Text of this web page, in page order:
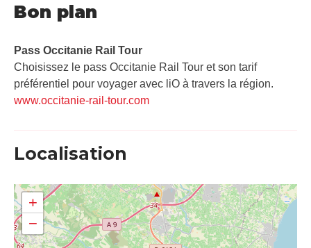
Bon plan
Pass Occitanie Rail Tour​
Choisissez le pass Occitanie Rail Tour et son tarif
préférentiel pour voyager avec liO à travers la région.
www.occitanie-rail-tour.com
Localisation
+
−